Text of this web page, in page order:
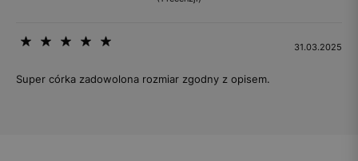
31.03.2025
Super córka zadowolona rozmiar zgodny z opisem.